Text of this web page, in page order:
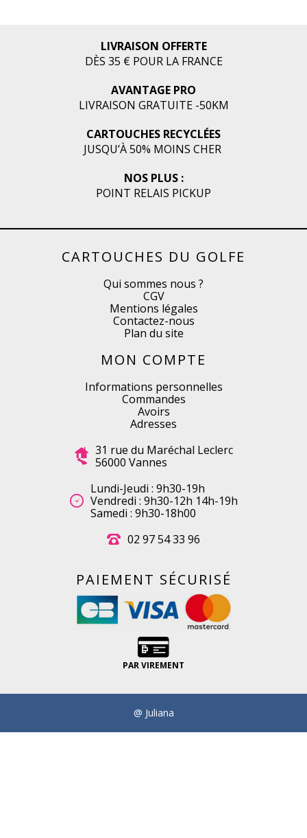
LIVRAISON OFFERTE
DÈS 35 € POUR LA FRANCE
AVANTAGE PRO
LIVRAISON GRATUITE -50KM
CARTOUCHES RECYCLÉES
JUSQU’À 50% MOINS CHER
NOS PLUS :
POINT RELAIS PICKUP
CARTOUCHES DU GOLFE
Qui sommes nous ?
CGV
Mentions légales
Contactez-nous
Plan du site
MON COMPTE
Informations personnelles
Commandes
Avoirs
Adresses
31 rue du Maréchal Leclerc
56000 Vannes
Lundi-Jeudi : 9h30-19h
Vendredi : 9h30-12h 14h-19h
Samedi : 9h30-18h00
02 97 54 33 96
PAIEMENT SÉCURISÉ
PAR VIREMENT
@ Juliana